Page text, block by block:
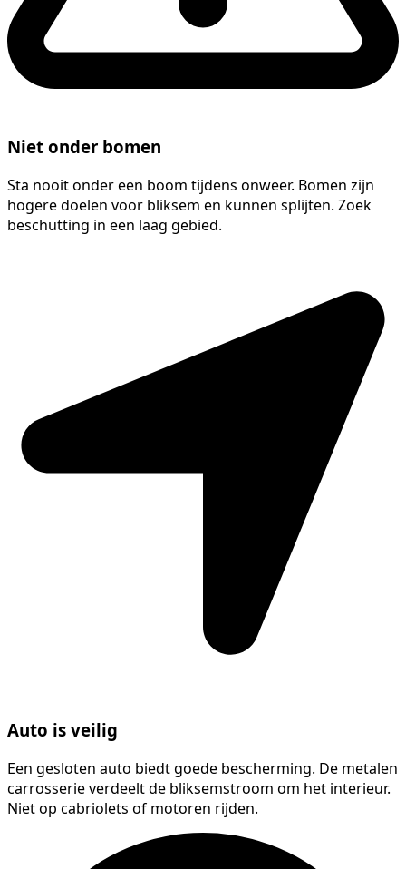
Niet onder bomen
Sta nooit onder een boom tijdens onweer. Bomen zijn
hogere doelen voor bliksem en kunnen splijten. Zoek
beschutting in een laag gebied.
Auto is veilig
Een gesloten auto biedt goede bescherming. De metalen
carrosserie verdeelt de bliksemstroom om het interieur.
Niet op cabriolets of motoren rijden.